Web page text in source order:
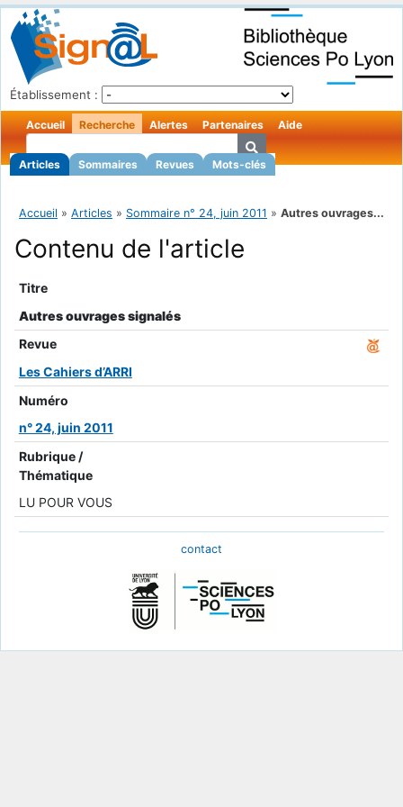
Établissement :
Accueil Recherche
Articles Sommaires Revues Mots-clés
Alertes Partenaires Aide
Accueil » Articles » Sommaire n° 24, juin 2011 » Autres ouvrages...
Contenu de l'article
Titre
Autres ouvrages signalés
Revue
Les Cahiers d’ARRI
Numéro
n° 24, juin 2011
Rubrique /
Thématique
LU POUR VOUS
contact